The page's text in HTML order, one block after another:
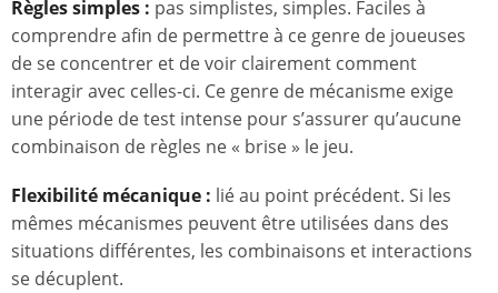
Règles simples : pas simplistes, simples. Faciles à
comprendre afin de permettre à ce genre de joueuses
de se concentrer et de voir clairement comment
interagir avec celles-ci. Ce genre de mécanisme exige
une période de test intense pour s’assurer qu’aucune
combinaison de règles ne « brise » le jeu.
Flexibilité mécanique : lié au point précédent. Si les
mêmes mécanismes peuvent être utilisées dans des
situations différentes, les combinaisons et interactions
se décuplent.